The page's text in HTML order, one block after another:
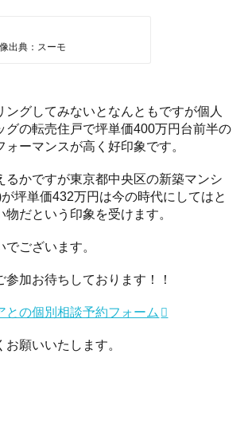
出典：スーモ
ングしてみないとなんともですが個人
グの転売住戸で坪単価400万円台前半の
ーマンスが高く好印象です。
るかですが東京都中央区の新築マンシ
坪単価432万円は今の時代にしてはと
だという印象を受けます。
ございます。
加お待ちしております！！
との個別相談予約フォーム
願いいたします。